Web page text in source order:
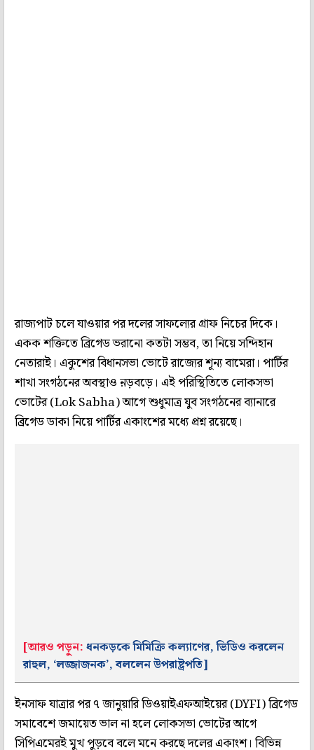
রাজ‌্যপাট চলে যাওয়ার পর দলের সাফল্যের গ্রাফ নিচের দিকে।
একক শক্তিতে ব্রিগেড ভরানো কতটা সম্ভব, তা নিয়ে সন্দিহান
নেতারাই। একুশের বিধানসভা ভোটে রাজ্যের শূন্য বামেরা। পার্টির
শাখা সংগঠনের অবস্থাও ন়ড়বড়ে। এই পরিস্থিতিতে লোকসভা
ভোটের (Lok Sabha) আগে শুধুমাত্র যুব সংগঠনের ব‌্যানারে
ব্রিগেড ডাকা নিয়ে পার্টির একাংশের মধ্যে প্রশ্ন রয়েছে।
[আরও পড়ুন: ধনকড়কে মিমিক্রি কল্যাণের, ভিডিও করলেন
রাহুল, ‘লজ্জাজনক’, বললেন উপরাষ্ট্রপতি]
ইনসাফ যাত্রার পর ৭ জানুয়ারি ডিওয়াইএফআইয়ের (DYFI) ব্রিগেড
সমাবেশে জমায়েত ভাল না হলে লোকসভা ভোটের আগে
সিপিএমেরই মুখ পুড়বে বলে মনে করছে দলের একাংশ। বিভিন্ন